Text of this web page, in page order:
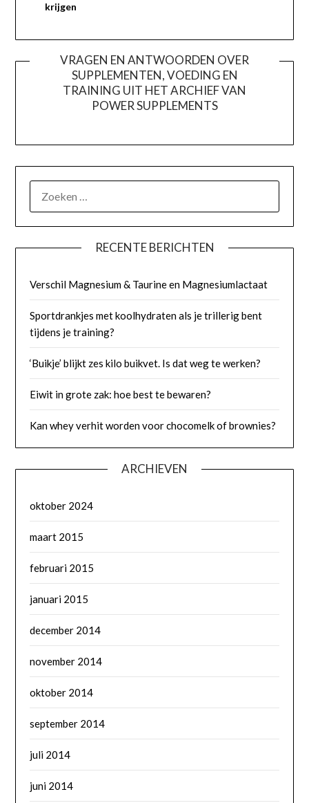
krijgen
VRAGEN EN ANTWOORDEN OVER
SUPPLEMENTEN, VOEDING EN
TRAINING UIT HET ARCHIEF VAN
POWER SUPPLEMENTS
NAAR:
RECENTE BERICHTEN
Verschil Magnesium & Taurine en Magnesiumlactaat
Sportdrankjes met koolhydraten als je trillerig bent
tijdens je training?
‘Buikje’ blijkt zes kilo buikvet. Is dat weg te werken?
Eiwit in grote zak: hoe best te bewaren?
Kan whey verhit worden voor chocomelk of brownies?
ARCHIEVEN
oktober 2024
maart 2015
februari 2015
januari 2015
december 2014
november 2014
oktober 2014
september 2014
juli 2014
juni 2014